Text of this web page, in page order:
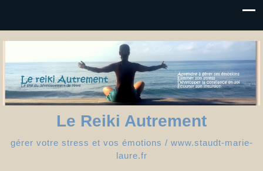
Le Reiki Autrement
gérer votre stress et vos émotions / www.staudt-marie-
laure.fr